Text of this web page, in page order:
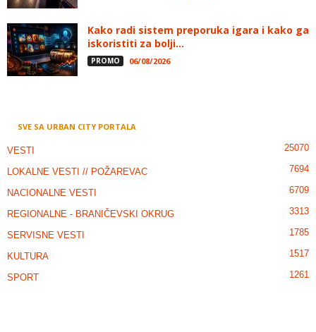
Kako radi sistem preporuka igara i kako ga
iskoristiti za bolji...
PROMO 06/08/2026
SVE SA URBAN CITY PORTALA
VESTI 25070
LOKALNE VESTI // POŽAREVAC 7694
NACIONALNE VESTI 6709
REGIONALNE - BRANIČEVSKI OKRUG 3313
SERVISNE VESTI 1785
KULTURA 1517
SPORT 1261